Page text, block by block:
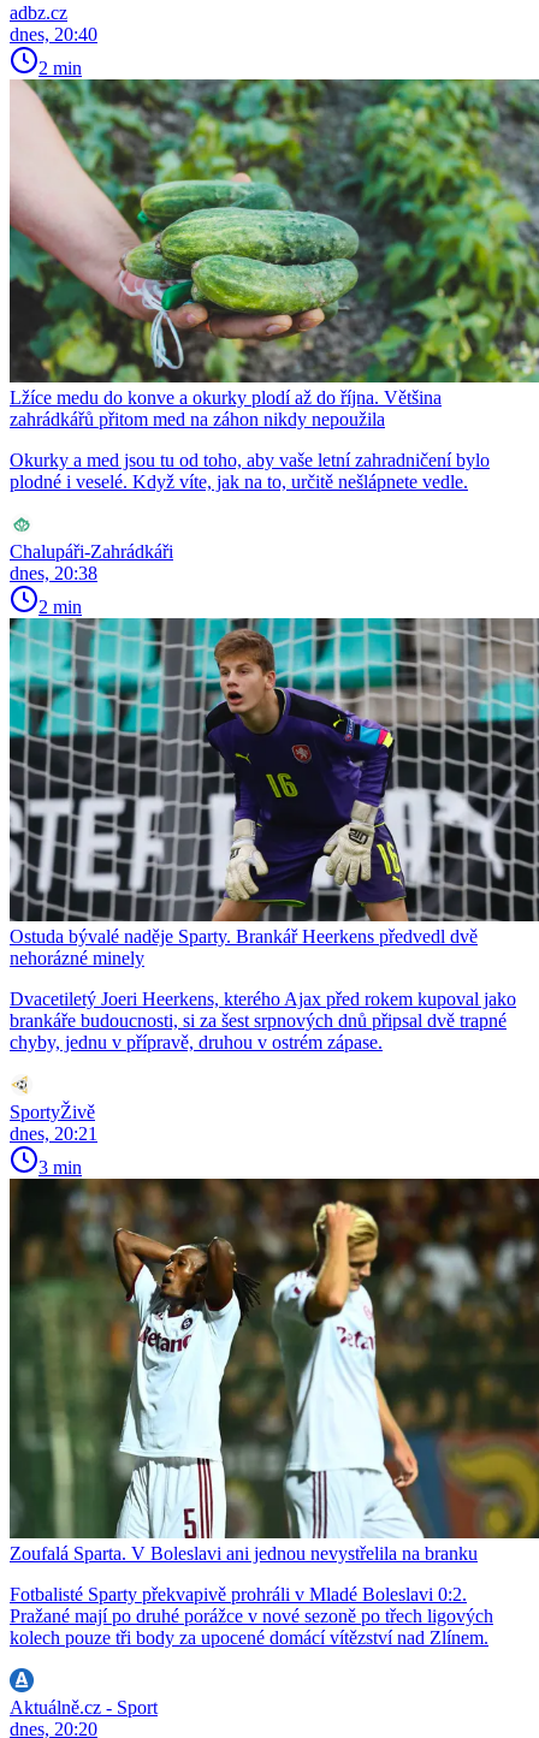
adbz.cz
dnes, 20:40
2 min
Lžíce medu do konve a okurky plodí až do října. Většina
zahrádkářů přitom med na záhon nikdy nepoužila
Okurky a med jsou tu od toho, aby vaše letní zahradničení bylo
plodné i veselé. Když víte, jak na to, určitě nešlápnete vedle.
Chalupáři-Zahrádkáři
dnes, 20:38
2 min
Ostuda bývalé naděje Sparty. Brankář Heerkens předvedl dvě
nehorázné minely
Dvacetiletý Joeri Heerkens, kterého Ajax před rokem kupoval jako
brankáře budoucnosti, si za šest srpnových dnů připsal dvě trapné
chyby, jednu v přípravě, druhou v ostrém zápase.
SportyŽivě
dnes, 20:21
3 min
Zoufalá Sparta. V Boleslavi ani jednou nevystřelila na branku
Fotbalisté Sparty překvapivě prohráli v Mladé Boleslavi 0:2.
Pražané mají po druhé porážce v nové sezoně po třech ligových
kolech pouze tři body za upocené domácí vítězství nad Zlínem.
Aktuálně.cz - Sport
dnes, 20:20